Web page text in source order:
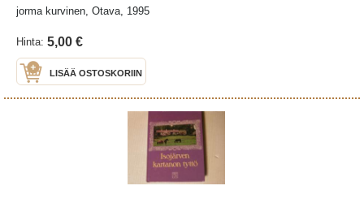
jorma kurvinen, Otava, 1995
Hinta: 5,00 €
LISÄÄ OSTOSKORIIN